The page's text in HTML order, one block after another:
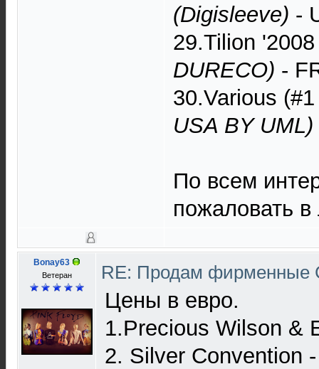
(Digisleeve) -
29.Tilion
DURECO) -
30.Various
USA BY UML)
По всем
пожаловать в
Bonay63
Ветеран RE: Продам фирменные
Цены в евро.
1.Precious Wilson &
2. Silver Convention